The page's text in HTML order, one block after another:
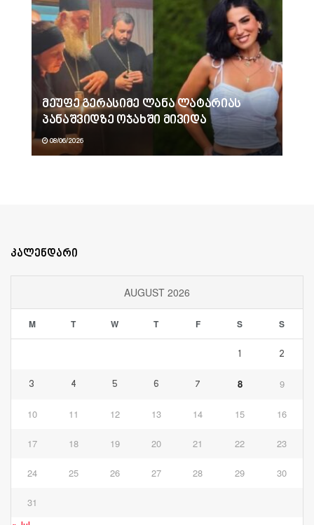
მეუფე გერასიმე ლანა ლატარიას
პანაშვიდზე ოჯახში მივიდა
08/06/2026
კალენდარი
AUGUST 2026
M T W T F S S
1 2
3 4 5 6 7 8 9
10 11 12 13 14 15 16
17 18 19 20 21 22 23
24 25 26 27 28 29 30
31